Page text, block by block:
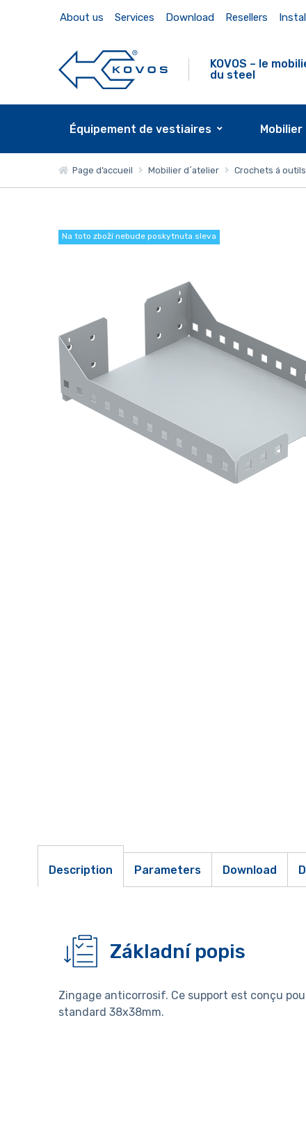
About us Services Download Resellers
KOVOS – le
du steel
Équipement de vestiaires
Page d’accueil Mobilier d´atelier Crochets á outils
Na toto zboží nebude poskytnuta sleva
Description Parameters Download
Základní popis
Zingage anticorrosif. Ce support est conçu
standard 38x38mm.